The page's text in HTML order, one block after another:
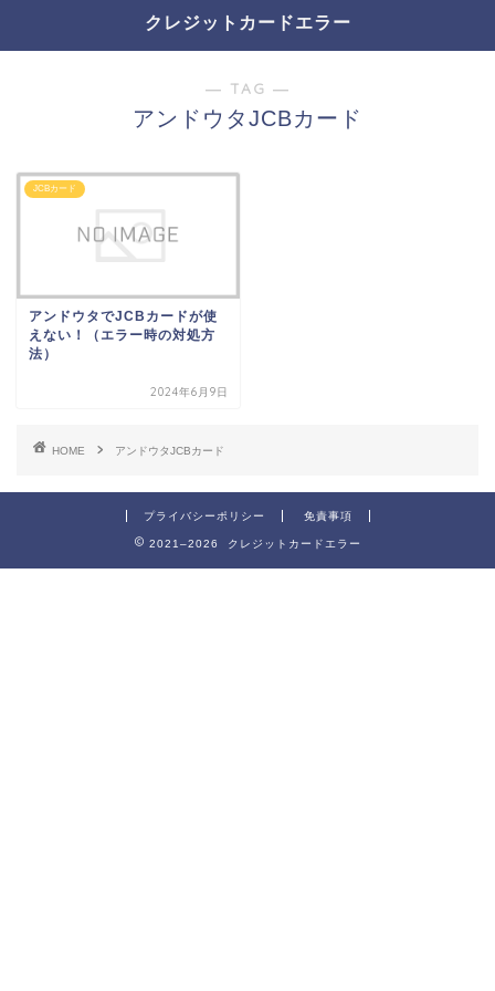
クレジットカードエラー
― TAG ―
アンドウタJCBカード
JCBカード
アンドウタでJCBカードが使
えない！（エラー時の対処方
法）
2024年6月9日
HOME アンドウタJCBカード
プライバシーポリシー 免責事項
2021–2026 クレジットカードエラー